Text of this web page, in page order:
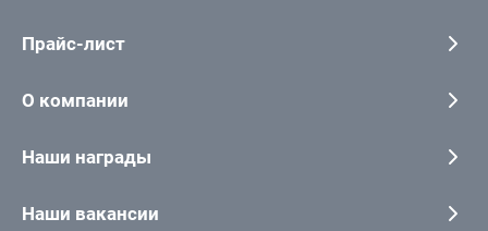
Прайс-лист
О компании
Наши награды
Наши вакансии